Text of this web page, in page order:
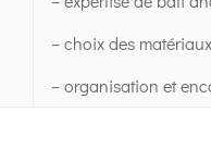
– choix des
– organisation et